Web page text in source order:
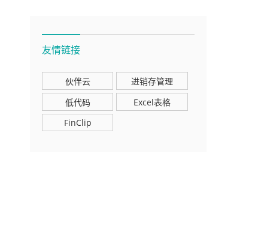
友情链接
伙伴云
进销存管理
低代码
Excel表格
FinClip